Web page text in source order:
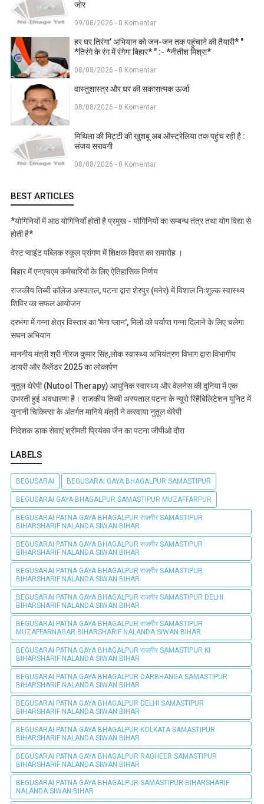
जोर
09/08/2026 - 0 Komentar
हर घर तिरंगा’ अभियान को जन-जन तक पहुंचाने की तैयारी* "
*तिरंगे के रंग में रंगेगा बिहार* " :- *नीतीश मिश्रा*
08/08/2026 - 0 Komentar
वास्तुशास्त्र और घर की सकारात्मक ऊर्जा
08/08/2026 - 0 Komentar
मिथिला की मिट्टी की खुशबू अब ऑस्ट्रेलिया तक पहुंच रही है :
संजय सरावगी
08/08/2026 - 0 Komentar
BEST ARTICLES
*योगिनियों में आठ योगिनियाँ होती है प्रमुख - योगिनियों का सम्बन्ध तंत्र तथा योग विद्या से
होती है*
वेस्ट प्वाइंट पब्लिक स्कूल प्रांगण में शिक्षक दिवस का समारोह ।
बिहार में एनएचएम कर्मचारियों के लिए ऐतिहासिक निर्णय
राजकीय तिब्बी कॉलेज अस्पताल, पटना द्वारा शेरपुर (मनेर) में विशाल निःशुल्क स्वास्थ्य
शिविर का सफल आयोजन
दरभंगा में गन्ना क्षेत्र विस्तार का 'मेगा प्लान', मिलों को पर्याप्त गन्ना दिलाने के लिए चलेगा
सघन अभियान
माननीय मंत्री श्री नीरज कुमार सिंह,लोक स्वास्थ्य अभियंत्रण विभाग द्वारा विभागीय
डायरी और कैलेंडर 2025 का लोकार्पण
नुतूल थेरेपी (Nutool Therapy) आधुनिक स्वास्थ्य और वेलनेस की दुनिया में एक
उभरती हुई अवधारणा है। राजकीय तिब्बी अस्पताल पटना के न्यूरो रिहैबिलिटेशन यूनिट में
युनानी चिकित्सा के अंतर्गत मानिये मंत्री ने करवाया नुतूल थेरेपी
निदेशक डाक सेवाएं श्रीमती प्रियंका जैन का पटना जीपीओ दौरा
LABELS
BEGUSARAI BEGUSARAI GAYA BHAGALPUR SAMASTIPUR
BEGUSARAI GAYA BHAGALPUR SAMASTIPUR MUZAFFARPUR
BEGUSARAI PATNA GAYA BHAGALPUR राजगीर SAMASTIPUR
BIHARSHARIF NALANDA SIWAN BIHAR
BEGUSARAI PATNA GAYA BHAGALPUR राजगीर SAMASTIPUR
BIHARSHARIF NALANDA SIWAN BIHAR
BEGUSARAI PATNA GAYA BHAGALPUR राजगीर SAMASTIPUR
BIHARSHARIF NALANDA SIWAN BIHAR
BEGUSARAI PATNA GAYA BHAGALPUR राजगीर SAMASTIPUR DELHI
BIHARSHARIF NALANDA SIWAN BIHAR
BEGUSARAI PATNA GAYA BHAGALPUR राजगीर SAMASTIPUR
MUZAFFARNAGAR BIHARSHARIF NALANDA SIWAN BIHAR
BEGUSARAI PATNA GAYA BHAGALPUR राजगीर SAMASTIPUR KI
BIHARSHARIF NALANDA SIWAN BIHAR
BEGUSARAI PATNA GAYA BHAGALPUR DARBHANGA SAMASTIPUR
BIHARSHARIF NALANDA SIWAN BIHAR
BEGUSARAI PATNA GAYA BHAGALPUR DELHI SAMASTIPUR
BIHARSHARIF NALANDA SIWAN BIHAR
BEGUSARAI PATNA GAYA BHAGALPUR KOLKATA SAMASTIPUR
BIHARSHARIF NALANDA SIWAN BIHAR
BEGUSARAI PATNA GAYA BHAGALPUR RAGHEER SAMASTIPUR
BIHARSHARIF NALANDA SIWAN BIHAR
BEGUSARAI PATNA GAYA BHAGALPUR SAMASTIPUR BIHARSHARIF
NALANDA SIWAN BIHAR